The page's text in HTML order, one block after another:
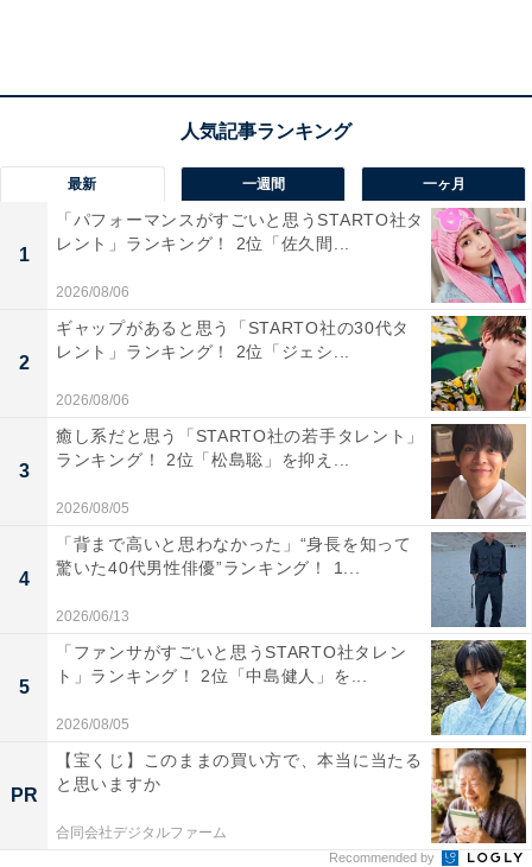
る
【九州・山口】人気観光地 満足度ランキング
2024！ 2位「ハウステンボス」、1位は？
最新 一週間 一ヶ月
1
「パフォーマンスがすごいと思うSTARTO社タ
レント」ランキング！ 2位「佐久間...
2026/08/06
2
ギャップがあると思う「STARTO社の30代タ
レント」ランキング！ 2位「ジェシ...
2026/08/06
3
癒し系だと思う「STARTO社の若手タレント」
ランキング！ 2位「松島聡」を抑え...
2026/08/05
4
「背まで高いと思わなかった」“身長を知って
驚いた40代男性俳優”ランキング！ 1...
2026/06/13
5
「ファンサがすごいと思うSTARTO社タレン
ト」ランキング！ 2位「中島健人」を...
2026/08/05
PR
【宝くじ】このままの買い方で、本当に当たる
と思いますか
合同会社デジタルファーム
Recommended by